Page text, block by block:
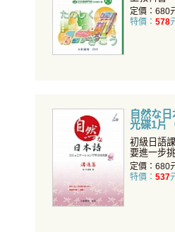
時，就發
定價：680
特價： 578
自然な
光碟1片
初級日語
要進一步
覺得自己
定價：680
特價： 537